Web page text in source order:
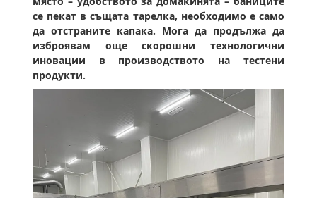
се пекат в същата тарелка, необходимо е само
да отстраните капака. Мога да продължа да
изброявам още скорошни технологични
иновации в производството на тестени
продукти.